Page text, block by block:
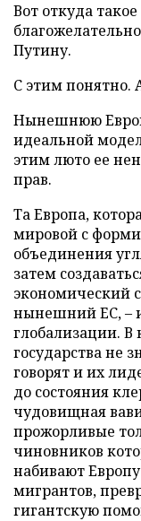
Вот откуда
Путину.
С этим понятно.
Нынешнюю
идеальной
этим люто ее
прав.
Та Европа,
мировой с
объединения
затем
экономический
нынешний ЕС, –
глобализации.
государства не
говорят и их
до состояния
чудовищная
прожорливые
чиновников
набивают
мигрантов,
гигантскую